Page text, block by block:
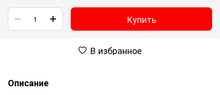
Купить
В избранное
Описание